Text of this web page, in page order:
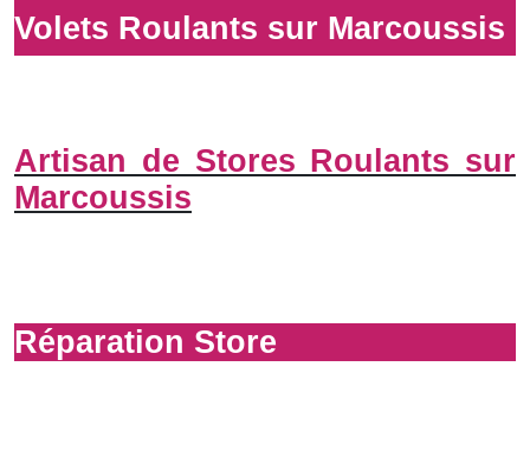
Volets Roulants sur Marcoussis
Artisan de Stores Roulants sur
Marcoussis
Réparation Store